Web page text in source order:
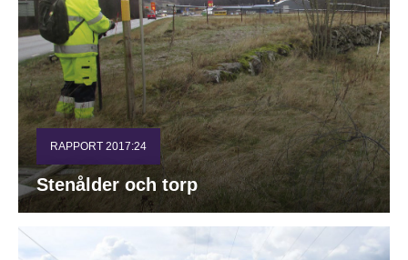
RAPPORT 2017:24
Stenålder och torp